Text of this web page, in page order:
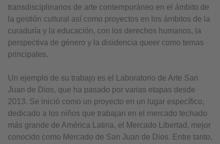
transdisciplinarios de arte contemporáneo en el ámbito de
la gestión cultural así como proyectos en los ámbitos de la
curaduría y la educación, con los derechos humanos, la
perspectiva de género y la disidencia queer como temas
principales.
Un ejemplo de su trabajo es el Laboratorio de Arte San
Juan de Dios, que ha pasado por varias etapas desde
2013. Se inició como un proyecto en un lugar específico,
dedicado a los niños que trabajan en el mercado techado
más grande de América Latina, el Mercado Libertad, mejor
conocido como Mercado de San Juan de Dios. Entre tanto,